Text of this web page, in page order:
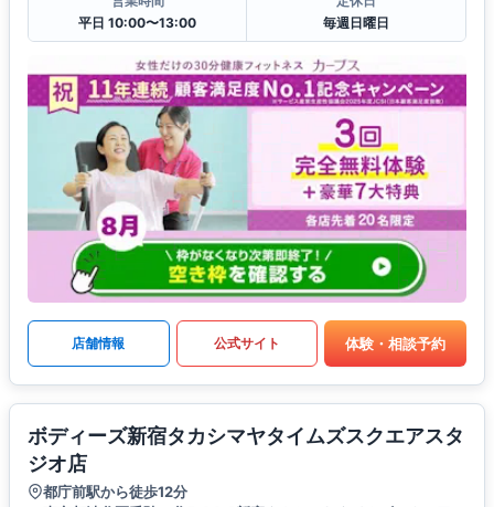
平日 10:00〜13:00
毎週日曜日
店舗情報 公式サイト 体験・相談予約
ボディーズ新宿タカシマヤタイムズスクエアスタ
ジオ店
都庁前駅から徒歩12分